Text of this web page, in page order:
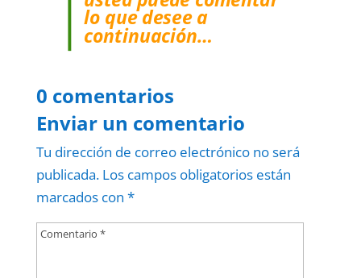
lo que desee a
continuación…
0 comentarios
Enviar un comentario
Tu dirección de correo electrónico no será
publicada. Los campos obligatorios están
marcados con *